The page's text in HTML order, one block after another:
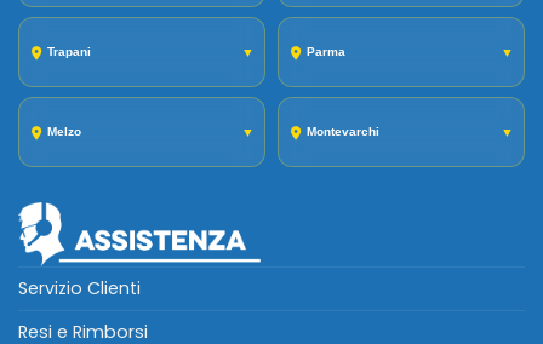
Trapani ▼ Parma ▼
Melzo ▼ Montevarchi ▼
Servizio Clienti
Resi e Rimborsi